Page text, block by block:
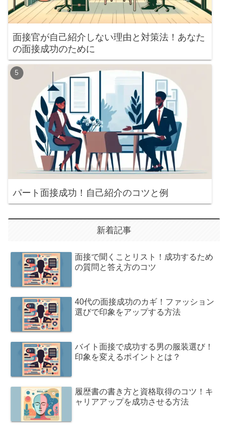
面接官が自己紹介しない理由と対策法！あなた
の面接成功のために
パート面接成功！自己紹介のコツと例
新着記事
面接で聞くことリスト！成功するため
の質問と答え方のコツ
40代の面接成功のカギ！ファッション
選びで印象をアップする方法
バイト面接で成功する男の服装選び！
印象を変えるポイントとは？
履歴書の書き方と資格取得のコツ！キ
ャリアアップを成功させる方法